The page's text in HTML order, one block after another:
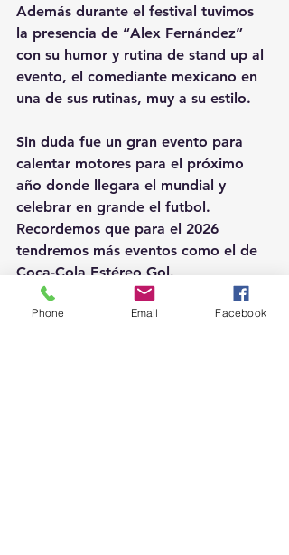
Además durante el festival tuvimos
la presencia de “Alex Fernández”
con su humor y rutina de stand up al
evento, el comediante mexicano en
una de sus rutinas, muy a su estilo.
Sin duda fue un gran evento para
calentar motores para el próximo
año donde llegara el mundial y
celebrar en grande el futbol.
Recordemos que para el 2026
tendremos más eventos como el de
Coca-Cola Estéreo Gol.
Phone Email Facebook